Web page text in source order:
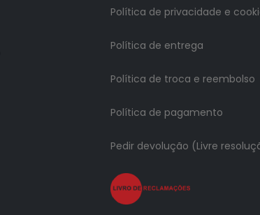
Política de privacidade e
Política de entrega
Política de troca e reembolso
Política de pagamento
Pedir devolução (Livre